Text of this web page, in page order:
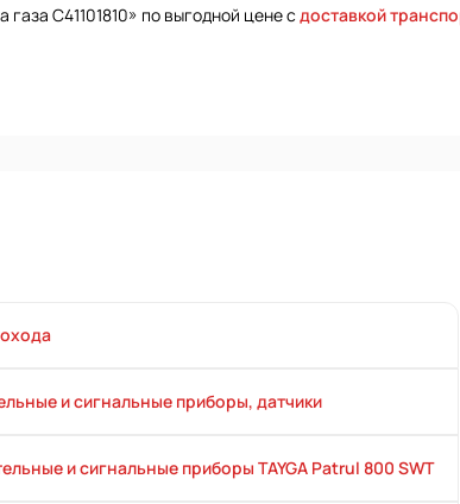
C41101810» по выгодной цене с доставкой
и сигнальные приборы, датчики
и сигнальные приборы TAYGA Patrul 800 SWT